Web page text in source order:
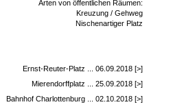
Arten von öffentlichen Räumen:
Kreuzung / Gehweg
Nischenartiger Platz
Ernst-Reuter-Platz ... 06.09.2018 [>]
Mierendorffplatz ... 25.09.2018 [>]
Bahnhof Charlottenburg ... 02.10.2018 [>]